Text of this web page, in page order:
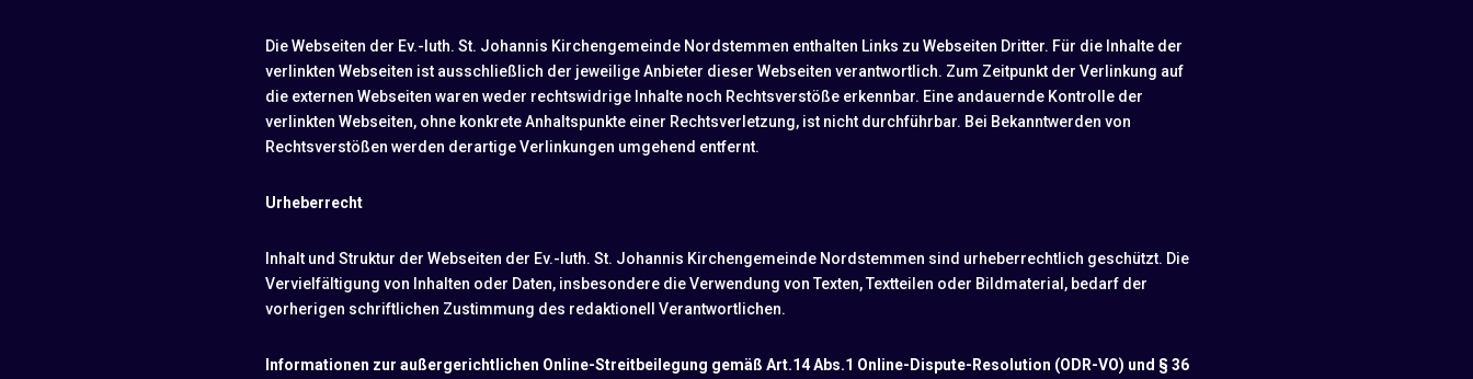
Die Webseiten der Ev.-luth. St. Johannis Kirchengemeinde Nordstemmen enthalten Links zu Webseiten Dritter. Für die Inhalte der
verlinkten Webseiten ist ausschließlich der jeweilige Anbieter dieser Webseiten verantwortlich. Zum Zeitpunkt der Verlinkung auf
die externen Webseiten waren weder rechtswidrige Inhalte noch Rechtsverstöße erkennbar. Eine andauernde Kontrolle der
verlinkten Webseiten, ohne konkrete Anhaltspunkte einer Rechtsverletzung, ist nicht durchführbar. Bei Bekanntwerden von
Rechtsverstößen werden derartige Verlinkungen umgehend entfernt.
Urheberrecht
Inhalt und Struktur der Webseiten der Ev.-luth. St. Johannis Kirchengemeinde Nordstemmen sind urheberrechtlich geschützt. Die
Vervielfältigung von Inhalten oder Daten, insbesondere die Verwendung von Texten, Textteilen oder Bildmaterial, bedarf der
vorherigen schriftlichen Zustimmung des redaktionell Verantwortlichen.
Informationen zur außergerichtlichen Online-Streitbeilegung gemäß Art.14 Abs.1 Online-Dispute-Resolution (ODR-VO) und § 36